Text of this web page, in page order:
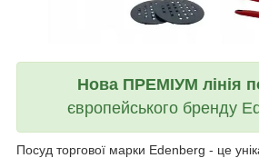
Нова ПРЕМІУМ лінія
європейського бренду
Посуд торгової марки Edenberg - це